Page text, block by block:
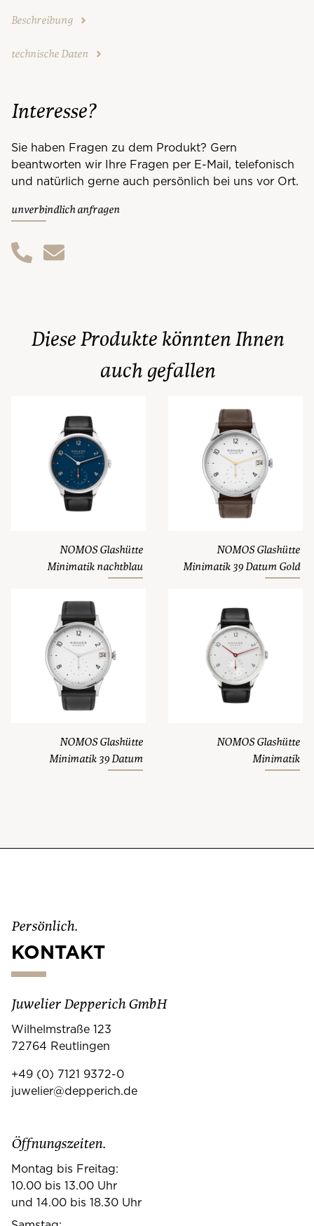
Beschreibung
technische Daten
Interesse?
Sie haben Fragen zu dem Produkt? Gern
beantworten wir Ihre Fragen per E-Mail, telefonisch
und natürlich gerne auch persönlich bei uns vor Ort.
unverbindlich anfragen
Diese Produkte könnten Ihnen
auch gefallen
NOMOS Glashütte
Minimatik nachtblau
NOMOS Glashütte
Minimatik 39 Datum Gold
NOMOS Glashütte
Minimatik 39 Datum
NOMOS Glashütte
Minimatik
Persönlich.
KONTAKT
Juwelier Depperich GmbH
Wilhelmstraße 123
72764 Reutlingen
+49 (0) 7121 9372-0
juwelier@depperich.de
Öffnungszeiten.
Montag bis Freitag:
10.00 bis 13.00 Uhr
und 14.00 bis 18.30 Uhr